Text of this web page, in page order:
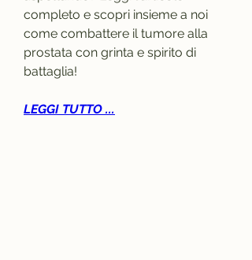
completo e scopri insieme a noi
come combattere il tumore alla
prostata con grinta e spirito di
battaglia!
LEGGI TUTTO ...